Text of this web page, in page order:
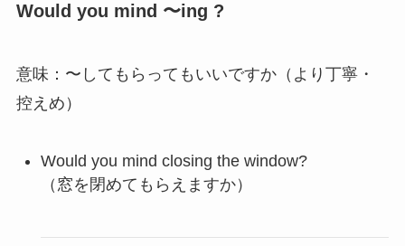
Would you mind 〜ing ?
意味：〜してもらってもいいですか（より丁寧・
控えめ）
Would you mind closing the window?
（窓を閉めてもらえますか）